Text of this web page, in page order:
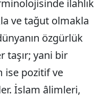
ilahlık
ve tağut olmakla
özgürlük
taşır; yani bir
ise pozitif ve
İslam âlimleri,